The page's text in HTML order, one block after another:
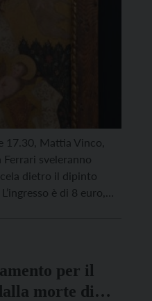
17.30, Mattia Vinco,
sveleranno
cela dietro il dipinto
è di 8 euro,
[…] per il
morte di